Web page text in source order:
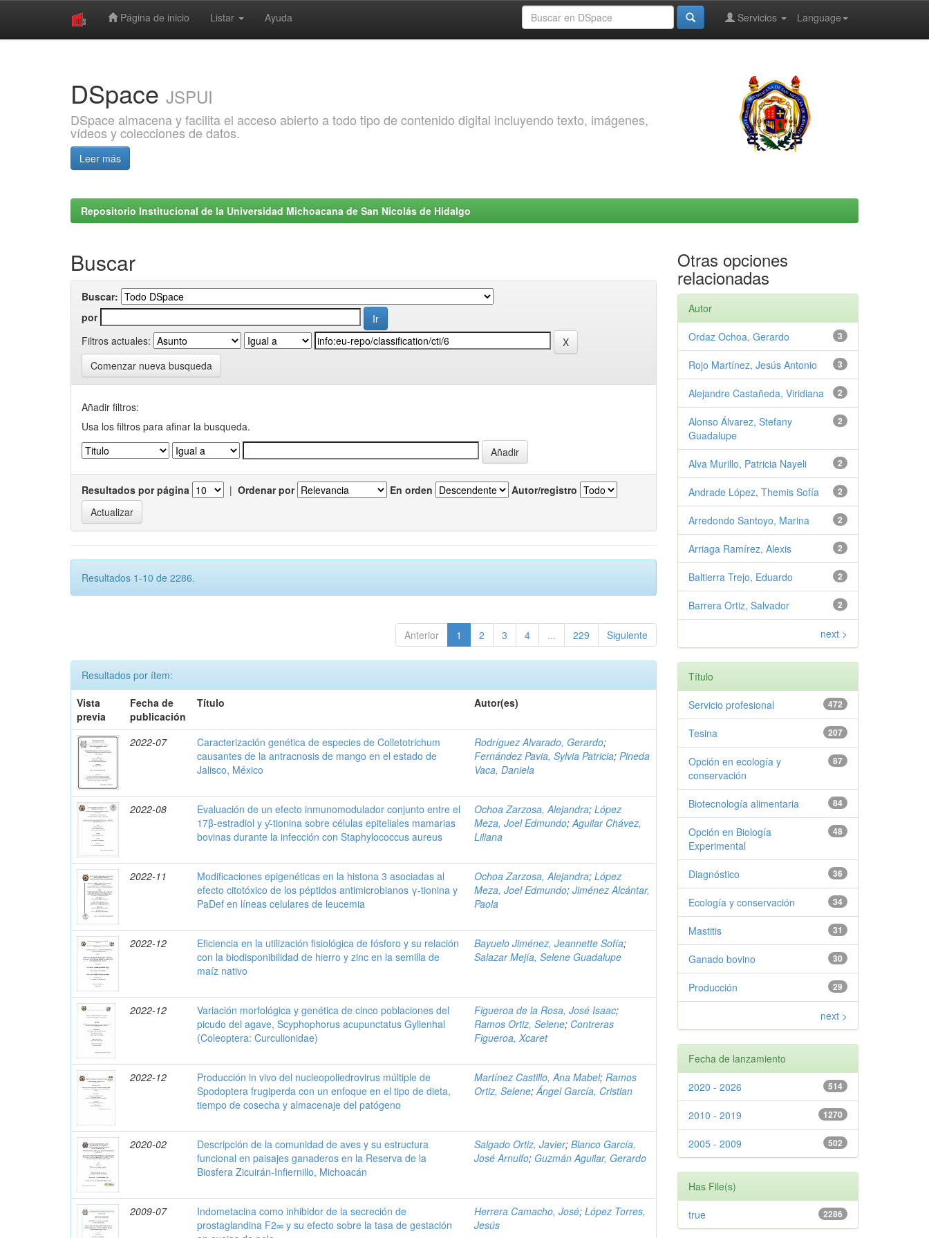
Página de inicio Listar Ayuda Language
Servicios
DSpace JSPUI
DSpace almacena y facilita el acceso abierto a todo tipo de contenido digital incluyendo texto, imágenes,
vídeos y colecciones de datos.
Leer más
Repositorio Institucional de la Universidad Michoacana de San Nicolás de Hidalgo
Buscar
Buscar:
por
Filtros actuales:
Comenzar nueva busqueda
Añadir filtros:
Usa los filtros para afinar la busqueda.
Resultados por página | Ordenar por En orden Autor/registro
Resultados 1-10 de 2286.
Anterior 1 2 3 4 ... 229 Siguiente
Resultados por ítem:
Vista
previa
Fecha de
publicación
Título Autor(es)
2022-07
Caracterización genética de especies de Colletotrichum
causantes de la antracnosis de mango en el estado de
Jalisco, México
Rodríguez Alvarado, Gerardo;
Fernández Pavia, Sylvia Patricia;Pineda
Vaca, Daniela
2022-08
Evaluación de un efecto inmunomodulador conjunto entre el
17β-estradiol y ƴ-tionina sobre células epiteliales mamarias
bovinas durante la infección con Staphylococcus aureus
Ochoa Zarzosa, Alejandra;López
Meza, Joel Edmundo;Aguilar Chávez,
Liliana
2022-11
Modificaciones epigenéticas en la histona 3 asociadas al
efecto citotóxico de los péptidos antimicrobianos γ-tionina y
PaDef en líneas celulares de leucemia
Ochoa Zarzosa, Alejandra;López
Meza, Joel Edmundo;Jiménez Alcántar,
Paola
2022-12
Eficiencia en la utilización fisiológica de fósforo y su relación
con la biodisponibilidad de hierro y zinc en la semilla de
maíz nativo
Bayuelo Jiménez, Jeannette Sofía;
Salazar Mejía, Selene Guadalupe
2022-12
Variación morfológica y genética de cinco poblaciones del
picudo del agave, Scyphophorus acupunctatus Gyllenhal
(Coleoptera: Curculionidae)
Figueroa de la Rosa, José Isaac;
Ramos Ortiz, Selene; Contreras
Figueroa, Xcaret
2022-12
Producción in vivo del nucleopoliedrovirus múltiple de
Spodoptera frugiperda con un enfoque en el tipo de dieta,
tiempo de cosecha y almacenaje del patógeno
Martínez Castillo, Ana Mabel;Ramos
Ortiz, Selene;Ángel García, Cristian
2020-02
Descripción de la comunidad de aves y su estructura
funcional en paisajes ganaderos en la Reserva de la
Biosfera Zicuirán-Infiernillo, Michoacán
Salgado Ortiz, Javier;Blanco García,
José Arnulfo; Guzmán Aguilar, Gerardo
2009-07
Indometacina como inhibidor de la secreción de
prostaglandina F2∞ y su efecto sobre la tasa de gestación
Herrera Camacho, José;López Torres,
Jesús
Otras opciones
relacionadas
Autor
3
Ordaz Ochoa, Gerardo
3
Rojo Martínez, Jesús Antonio
2
Alejandre Castañeda, Viridiana
2
Alonso Álvarez, Stefany
Guadalupe
2
Alva Murillo, Patricia Nayeli
2
Andrade López, Themis Sofía
2
Arredondo Santoyo, Marina
2
Arriaga Ramírez, Alexis
2
Baltierra Trejo, Eduardo
2
Barrera Ortiz, Salvador
next >
Título
472
Servicio profesional
207
Tesina
87
Opción en ecología y
conservación
84
Biotecnología alimentaria
48
Opción en Biología
Experimental
36
Diagnóstico
34
Ecología y conservación
31
Mastitis
30
Ganado bovino
29
Producción
next >
Fecha de lanzamiento
514
2020 - 2026
1270
2010 - 2019
502
2005 - 2009
Has File(s)
2286
true